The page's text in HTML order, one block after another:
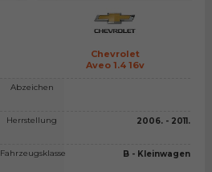
Chevrolet
Aveo 1.4 16v
Abzeichen
Herrstellung
Fahrzeugsklasse
2006. - 2011.
B - Kleinwagen